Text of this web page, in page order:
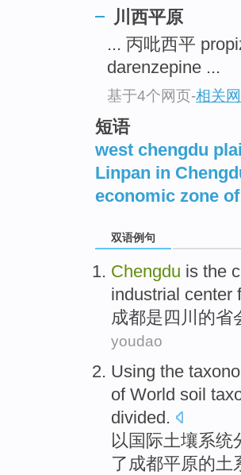
川西平原
... 丙吡西平
darenzepine ...
基于4个网页-相关
短语
west chengdu
Linpan in
economic zone
双语例句
Chengdu is the
industrial center
成都是四川 的省
youdao
Using the
of World soil
divided .
以国际土壤系统
了 成都平原的土